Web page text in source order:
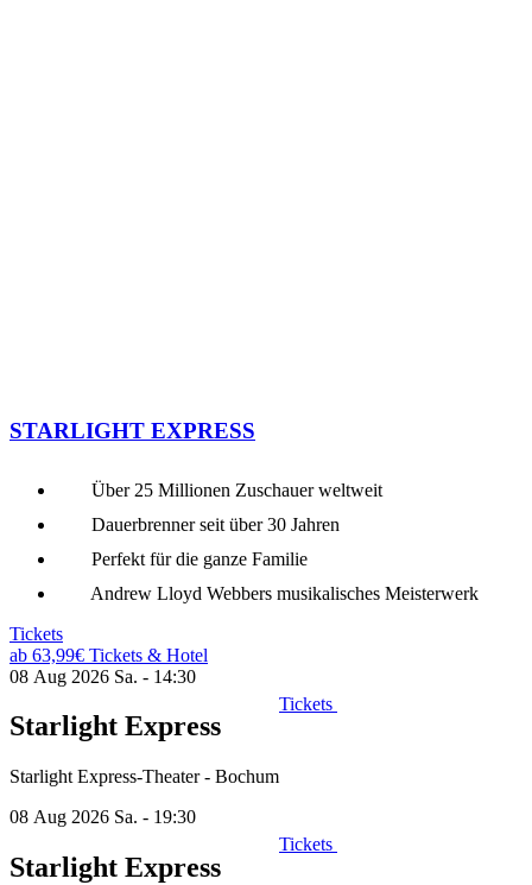
STARLIGHT EXPRESS
Über 25 Millionen Zuschauer weltweit
Dauerbrenner seit über 30 Jahren
Perfekt für die ganze Familie
Andrew Lloyd Webbers musikalisches Meisterwerk
Tickets
ab 63,99€ Tickets & Hotel
08 Aug 2026 Sa. - 14:30
Starlight Express
Starlight Express-Theater - Bochum
Tickets
08 Aug 2026 Sa. - 19:30
Starlight Express
Tickets